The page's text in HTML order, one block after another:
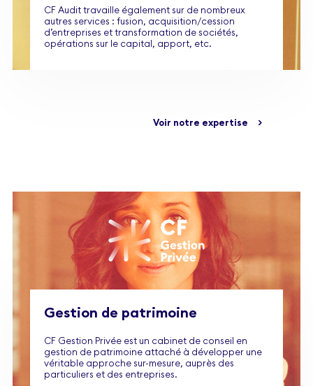
CF Audit travaille également sur de nombreux
autres services : fusion, acquisition/cession
d’entreprises et transformation de sociétés,
opérations sur le capital, apport, etc.
Voir notre expertise >
Gestion de patrimoine
CF Gestion Privée est un cabinet de conseil en
gestion de patrimoine attaché à développer une
véritable approche sur-mesure, auprès des
particuliers et des entreprises.